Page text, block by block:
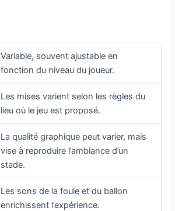
Variable, souvent ajustable en
fonction du niveau du joueur.
Les mises varient selon les règles du
lieu où le jeu est proposé.
La qualité graphique peut varier, mais
vise à reproduire l’ambiance d’un
stade.
Les sons de la foule et du ballon
enrichissent l’expérience.